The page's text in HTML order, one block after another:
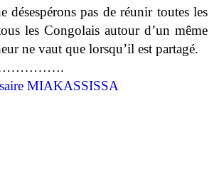
désespérons pas de réunir toutes les
les Congolais autour d’un même
ne vaut que lorsqu’il est partagé.
MIAKASSISSA